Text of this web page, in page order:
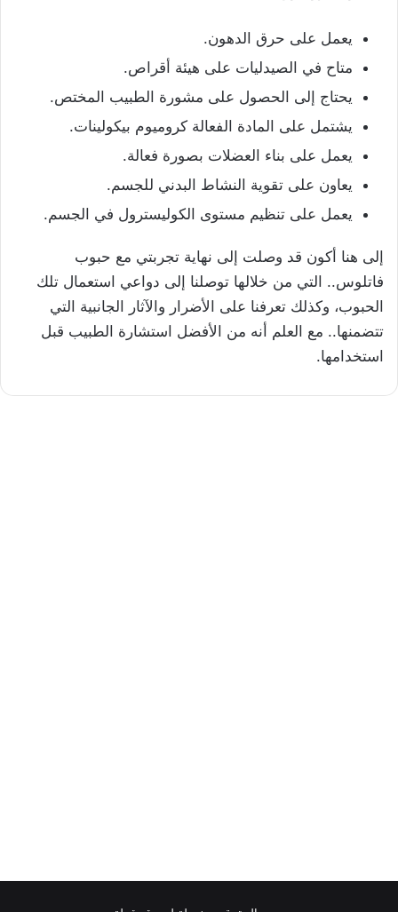
يعمل على حرق الدهون.
متاح في الصيدليات على هيئة أقراص.
يحتاج إلى الحصول على مشورة الطبيب المختص.
يشتمل على المادة الفعالة كروميوم بيكولينات.
يعمل على بناء العضلات بصورة فعالة.
يعاون على تقوية النشاط البدني للجسم.
يعمل على تنظيم مستوى الكوليسترول في الجسم.
إلى هنا أكون قد وصلت إلى نهاية تجربتي مع حبوب
فاتلوس.. التي من خلالها توصلنا إلى دواعي استعمال تلك
الحبوب، وكذلك تعرفنا على الأضرار والآثار الجانبية التي
تتضمنها.. مع العلم أنه من الأفضل استشارة الطبيب قبل
استخدامها.